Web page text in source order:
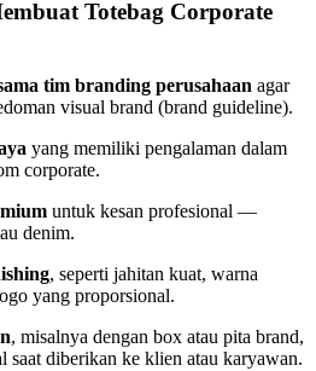
Totebag Corporate
tim branding perusahaan agar
visual brand (brand guideline).
yang memiliki pengalaman dalam
corporate.
untuk kesan profesional —
denim.
, seperti jahitan kuat, warna
yang proporsional.
, misalnya dengan box atau pita brand,
saat diberikan ke klien atau karyawan.